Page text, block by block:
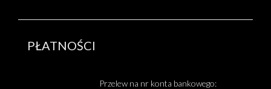
PŁATNOŚCI
Przelew na nr konta bankowego: